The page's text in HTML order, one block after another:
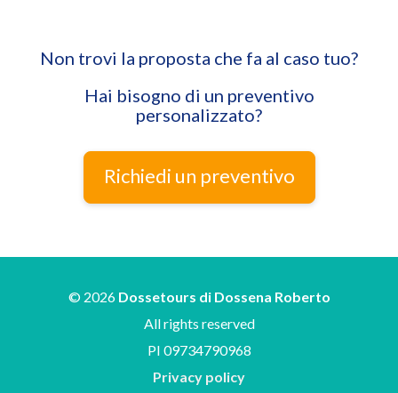
Non trovi la proposta che fa al caso tuo?
Hai bisogno di un preventivo
personalizzato?
Richiedi un preventivo
© 2026 Dossetours di Dossena Roberto
All rights reserved
PI 09734790968
Privacy policy